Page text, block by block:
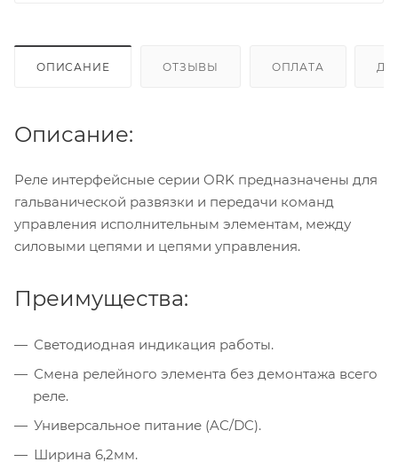
ОПИСАНИЕ ОТЗЫВЫ ОПЛАТА
Описание:
Реле интерфейсные серии ORK предназначены для
гальванической развязки и передачи команд
управления исполнительным элементам, между
силовыми цепями и цепями управления.
Преимущества:
Светодиодная индикация работы.
Смена релейного элемента без демонтажа всего
реле.
Универсальное питание (AC/DC).
Ширина 6,2мм.